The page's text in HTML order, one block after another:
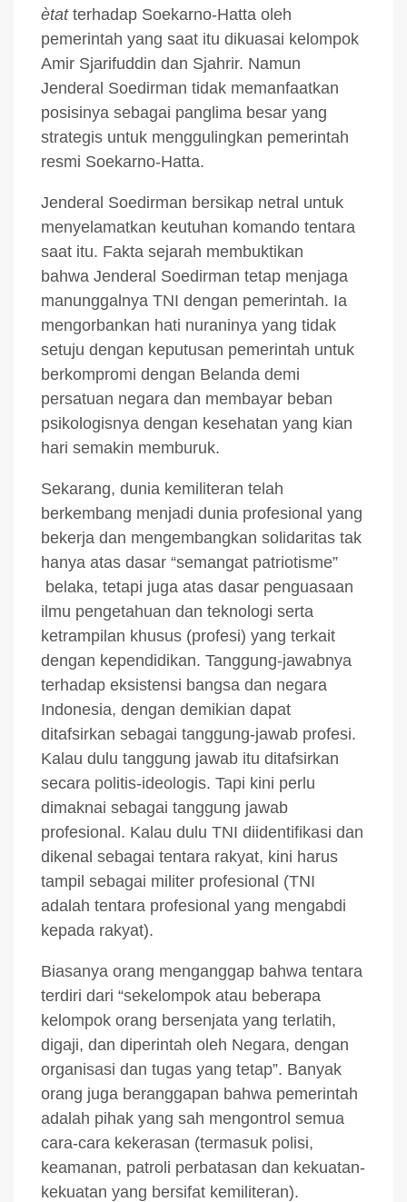
ètatterhadap Soekarno-Hatta oleh
pemerintah yang saat itu dikuasai kelompok
Amir Sjarifuddin dan Sjahrir. Namun
Jenderal Soedirman tidak memanfaatkan
posisinya sebagai panglima besar yang
strategis untuk menggulingkan pemerintah
resmi Soekarno-Hatta.
Jenderal Soedirman bersikap netral untuk
menyelamatkan keutuhan komando tentara
saat itu. Fakta sejarah membuktikan
bahwa Jenderal Soedirman tetap menjaga
manunggalnya TNI dengan pemerintah. Ia
mengorbankan hati nuraninya yang tidak
setuju dengan keputusan pemerintah untuk
berkompromi dengan Belanda demi
persatuan negara dan membayar beban
psikologisnya dengan kesehatan yang kian
hari semakin memburuk.
Sekarang, dunia kemiliteran telah
berkembang menjadi dunia profesional yang
bekerja dan mengembangkan solidaritas tak
hanya atas dasar “semangat patriotisme”
belaka, tetapi juga atas dasar penguasaan
ilmu pengetahuan dan teknologi serta
ketrampilan khusus (profesi) yang terkait
dengan kependidikan. Tanggung-jawabnya
terhadap eksistensi bangsa dan negara
Indonesia, dengan demikian dapat
ditafsirkan sebagai tanggung-jawab profesi.
Kalau dulu tanggung jawab itu ditafsirkan
secara politis-ideologis. Tapi kini perlu
dimaknai sebagai tanggung jawab
profesional. Kalau dulu TNI diidentifikasi dan
dikenal sebagai tentara rakyat, kini harus
tampil sebagai militer profesional (TNI
adalah tentara profesional yang mengabdi
kepada rakyat).
Biasanya orang menganggap bahwa tentara
terdiri dari “sekelompok atau beberapa
kelompok orang bersenjata yang terlatih,
digaji, dan diperintah oleh Negara, dengan
organisasi dan tugas yang tetap”. Banyak
orang juga beranggapan bahwa pemerintah
adalah pihak yang sah mengontrol semua
cara-cara kekerasan (termasuk polisi,
keamanan, patroli perbatasan dan kekuatan-
kekuatan yang bersifat kemiliteran).